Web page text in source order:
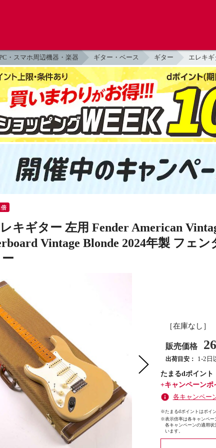
・スマホ周辺機器・楽器 ギター・ベース ギター エレキ
倍
レキギター 左用 Fender American
Vintage Blonde 2024年製 フェ
［在庫なし］
販売価格
出荷目安：
1-2日
たまるdポイント
+キャンペーンポ
各キャンペー
※たまるdポイントはポイ
※表示倍率は各キャンペー
各キャンペーンの適用
います。